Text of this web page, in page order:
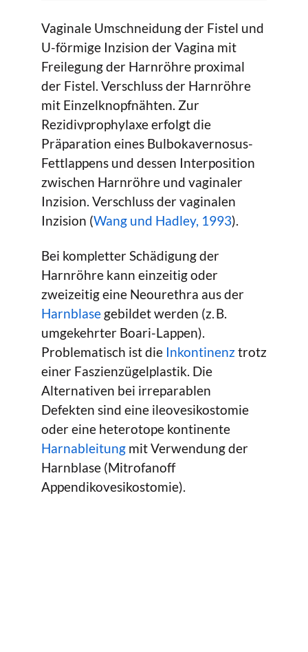
Vaginale Umschneidung der Fistel und
U-förmige Inzision der Vagina mit
Freilegung der Harnröhre proximal
der Fistel. Verschluss der Harnröhre
mit Einzelknopfnähten. Zur
Rezidivprophylaxe erfolgt die
Präparation eines Bulbokavernosus-
Fettlappens und dessen Interposition
zwischen Harnröhre und vaginaler
Inzision. Verschluss der vaginalen
Inzision (Wang und Hadley, 1993).
Bei kompletter Schädigung der
Harnröhre kann einzeitig oder
zweizeitig eine Neourethra aus der
Harnblase gebildet werden (z. B.
umgekehrter Boari-Lappen).
Problematisch ist die Inkontinenztrotz
einer Faszienzügelplastik. Die
Alternativen bei irreparablen
Defekten sind eine ileovesikostomie
oder eine heterotope kontinente
Harnableitung mit Verwendung der
Harnblase (Mitrofanoff
Appendikovesikostomie).